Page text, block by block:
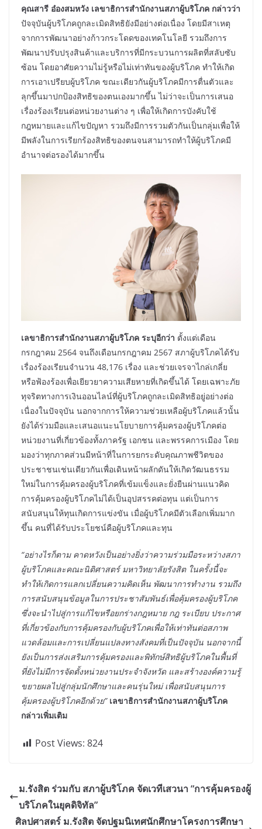
คุณสารี อ๋องสมหวัง เลขาธิการสำนักงานสภาผู้บริโภค กล่าวว่า
ปัจจุบันผู้บริโภคถูกละเมิดสิทธิยังมีอย่างต่อเนื่อง โดยมีสาเหตุ
จากการพัฒนาอย่างก้าวกระโดดของเทคโนโลยี รวมถึงการ
พัฒนาปรับปรุงสินค้าและบริการที่มีกระบวนการผลิตที่สลับซับ
ซ้อน โดยอาศัยความไม่รู้หรือไม่เท่าทันของผู้บริโภค ทำให้เกิด
การเอาเปรียบผู้บริโภค ขณะเดียวกันผู้บริโภคมีการตื่นตัวและ
ลุกขึ้นมาปกป้องสิทธิของตนเองมากขึ้น ไม่ว่าจะเป็นการเสนอ
เรื่องร้องเรียนต่อหน่วยงานต่าง ๆ เพื่อให้เกิดการบังคับใช้
กฎหมายและแก้ไขปัญหา รวมถึงมีการรวมตัวกันเป็นกลุ่มเพื่อให้
มีพลังในการเรียกร้องสิทธิของตนจนสามารถทำให้ผู้บริโภคมี
อำนาจต่อรองได้มากขึ้น
เลขาธิการสำนักงานสภาผู้บริโภค ระบุอีกว่า ตั้งแต่เดือน
กรกฎาคม 2564 จนถึงเดือนกรกฎาคม 2567 สภาผู้บริโภคได้รับ
เรื่องร้องเรียนจำนวน 48,176 เรื่อง และช่วยเจรจาไกล่เกลี่ย
หรือฟ้องร้องเพื่อเยียวยาความเสียหายที่เกิดขึ้นได้ โดยเฉพาะภัย
ทุจริตทางการเงินออนไลน์ที่ผู้บริโภคถูกละเมิดสิทธิอยู่อย่างต่อ
เนื่องในปัจจุบัน นอกจากการให้ความช่วยเหลือผู้บริโภคแล้วนั้น
ยังได้ร่วมมือและเสนอแนะนโยบายการคุ้มครองผู้บริโภคต่อ
หน่วยงานที่เกี่ยวข้องทั้งภาครัฐ เอกชน และพรรคการเมือง โดย
มองว่าทุกภาคส่วนมีหน้าที่ในการยกระดับคุณภาพชีวิตของ
ประชาชนเช่นเดียวกันเพื่อเดินหน้าผลักดันให้เกิดวัฒนธรรม
ใหม่ในการคุ้มครองผู้บริโภคที่เข้มแข็งและยั่งยืนผ่านแนวคิด
การคุ้มครองผู้บริโภคไม่ได้เป็นอุปสรรคต่อทุน แต่เป็นการ
สนับสนุนให้ทุนเกิดการแข่งขัน เมื่อผู้บริโภคมีตัวเลือกเพิ่มมาก
ขึ้น คนที่ได้รับประโยชน์คือผู้บริโภคและทุน
“อย่างไรก็ตาม คาดหวังเป็นอย่างยิ่งว่าความร่วมมือระหว่างสภา
ผู้บริโภคและคณะนิติศาสตร์ มหาวิทยาลัยรังสิต ในครั้งนี้จะ
ทำให้เกิดการแลกเปลี่ยนความคิดเห็น พัฒนาการทำงาน รวมถึง
การสนับสนุนข้อมูลในการประชาสัมพันธ์เพื่อคุ้มครองผู้บริโภค
ซึ่งจะนำไปสู่การแก้ไขหรือยกร่างกฎหมาย กฎ ระเบียบ ประกาศ
ที่เกี่ยวข้องกับการคุ้มครองกับผู้บริโภคเพื่อให้เท่าทันต่อสภาพ
แวดล้อมและการเปลี่ยนแปลงทางสังคมที่เป็นปัจจุบัน นอกจากนี้
ยังเป็นการส่งเสริมการคุ้มครองและพิทักษ์สิทธิผู้บริโภคในพื้นที่
ที่ยังไม่มีการจัดตั้งหน่วยงานประจำจังหวัด และสร้างองค์ความรู้
ขยายผลไปสู่กลุ่มนักศึกษาและคนรุ่นใหม่ เพื่อสนับสนุนการ
คุ้มครองผู้บริโภคอีกด้วย” เลขาธิการสำนักงานสภาผู้บริโภค
กล่าวเพิ่มเติม
Post Views: 824
ม.รังสิต ร่วมกับ สภาผู้บริโภค จัดเวทีเสวนา “การคุ้มครองผู้
บริโภคในยุคดิจิทัล”
ศิลปศาสตร์ ม.รังสิต จัดปฐมนิเทศนักศึกษาโครงการศึกษา